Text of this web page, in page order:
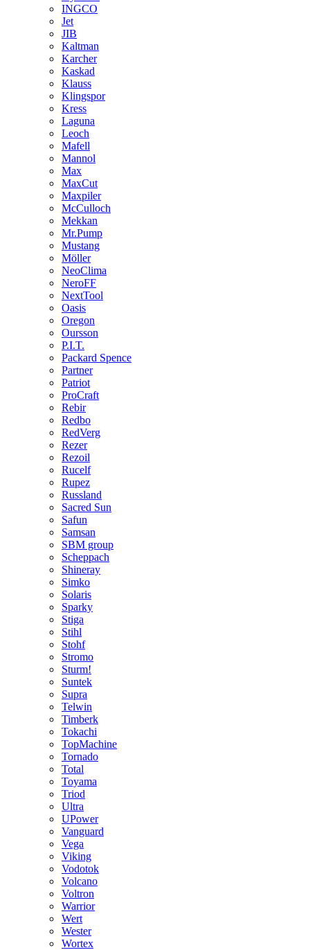
INGCO
Jet
JIB
Kaltman
Karcher
Kaskad
Klauss
Klingspor
Kress
Laguna
Leoch
Mafell
Mannol
Max
MaxCut
Maxpiler
McCulloch
Mekkan
Mr.Pump
Mustang
Möller
NeoClima
NeroFF
NextTool
Oasis
Oregon
Oursson
P.I.T.
Packard Spence
Partner
Patriot
ProCraft
Rebir
Redbo
RedVerg
Rezer
Rezoil
Rucelf
Rupez
Russland
Sacred Sun
Safun
Samsan
SBM group
Scheppach
Shineray
Simko
Solaris
Sparky
Stiga
Stihl
Stohf
Stromo
Sturm!
Suntek
Supra
Telwin
Timberk
Tokachi
TopMachine
Tornado
Total
Toyama
Triod
Ultra
UPower
Vanguard
Vega
Viking
Vodotok
Volcano
Voltron
Warrior
Wert
Wester
Wortex